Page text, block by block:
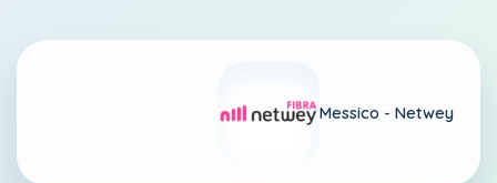
Messico - Netwey